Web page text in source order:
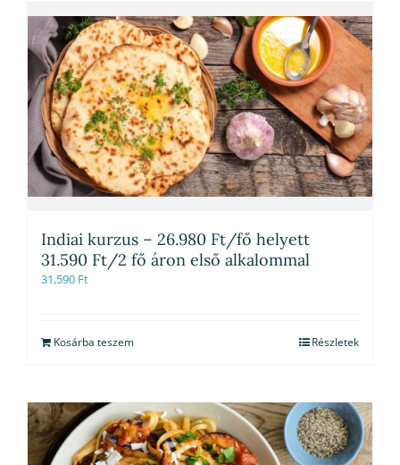
Indiai kurzus – 26.980 Ft/fő helyett
31.590 Ft/2 fő áron első alkalommal
31,590 Ft
Kosárba teszem Részletek